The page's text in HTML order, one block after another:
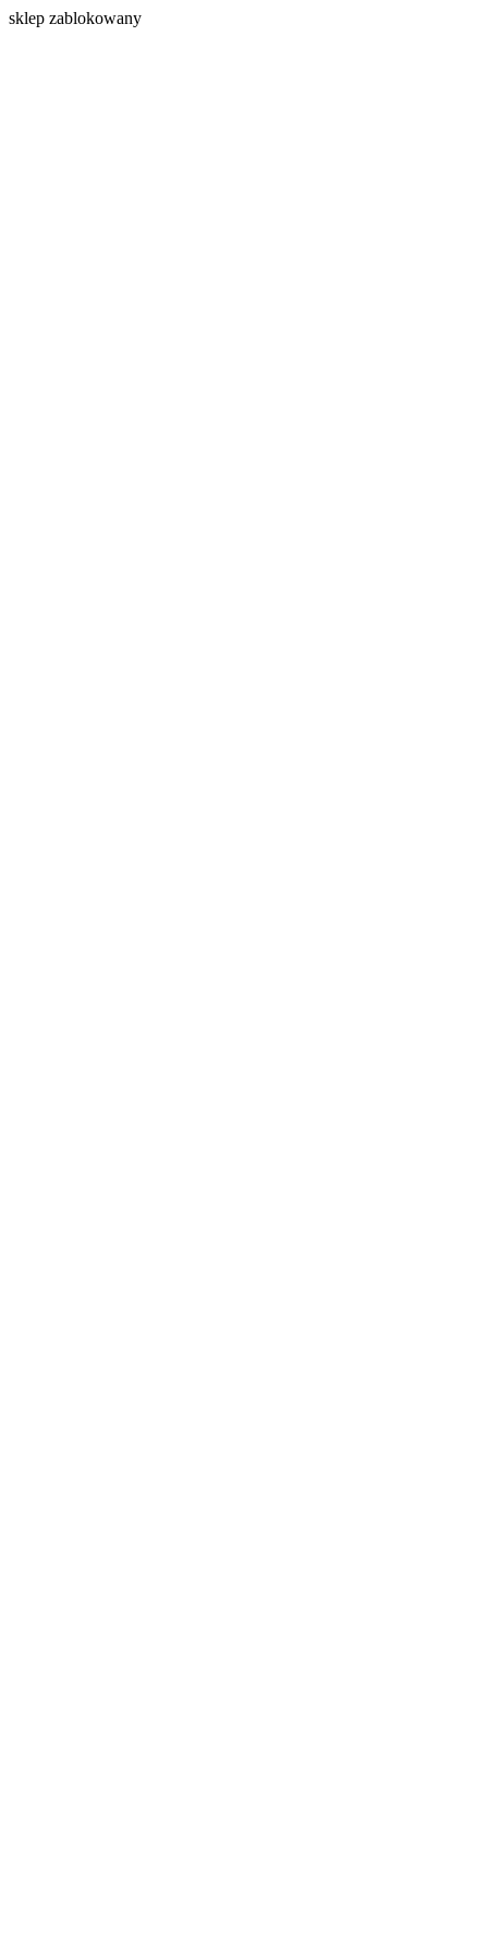
sklep zablokowany